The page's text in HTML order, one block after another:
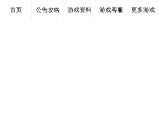
首页 公告攻略 游戏资料 游戏客服 更多游戏